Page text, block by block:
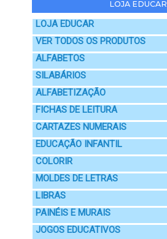
LOJA EDUCAR
LOJA EDUCAR
VER TODOS OS PRODUTOS
ALFABETOS
SILABÁRIOS
ALFABETIZAÇÃO
FICHAS DE LEITURA
CARTAZES NUMERAIS
EDUCAÇÃO INFANTIL
COLORIR
MOLDES DE LETRAS
LIBRAS
PAINÉIS E MURAIS
JOGOS EDUCATIVOS